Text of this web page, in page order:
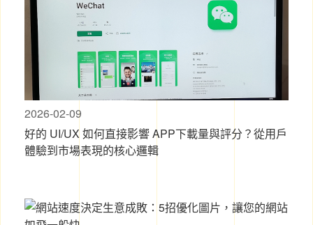
2026-02-09
好的 UI/UX 如何直接影響 APP下載量與評分？從用戶
體驗到市場表現的核心邏輯